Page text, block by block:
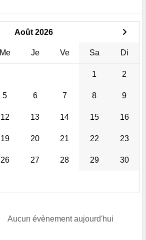
Août 2026
Me Je Ve Sa Di
1 2
5 6 7 8 9
12 13 14 15 16
19 20 21 22 23
26 27 28 29 30
Aucun évènement aujourd'hui